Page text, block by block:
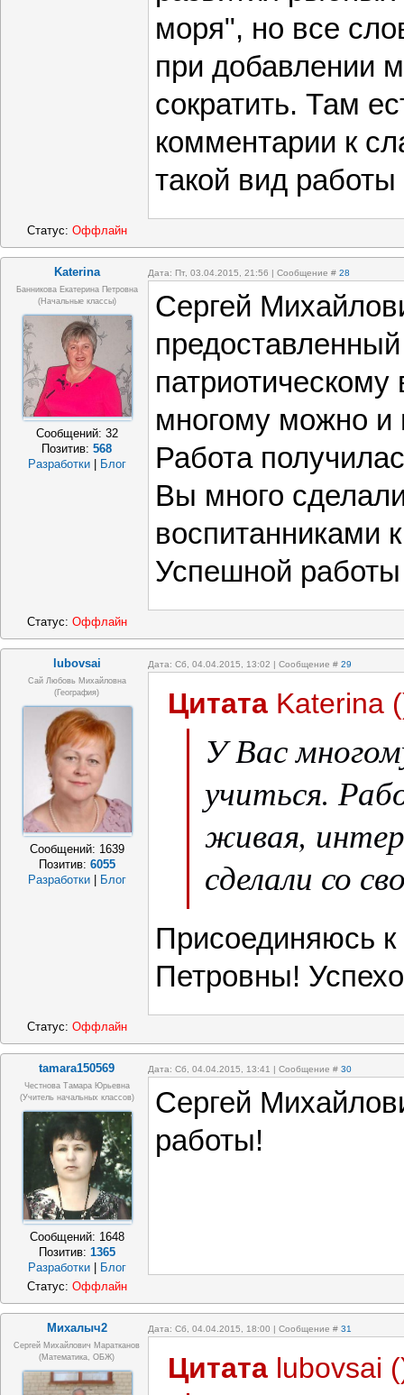
моря", но все
при добавлении
сократить. Там
комментарии к
такой вид работы
Статус: Оффлайн
Katerina Дата: Пт, 03.04.2015, 21:56 | Сообщение # 28
Банникова Екатерина Петровна
(начальные классы)
Сообщений: 32
Позитив:568
Разработки
Блог
Сергей
многому можно и
Работа
Вы много
воспитанниками
Успешной
Статус: Оффлайн
lubovsai Дата: Сб, 04.04.2015, 13:02 | Сообщение # 29
Сай Любовь Михайловна
(география)
Сообщений: 1639
Позитив: 6055
Разработки
Блог
Цитата Katerina (
У Вас
учиться.
живая,
сделали со
Победы.
Вашим
Присоединяюсь
Петровны!
Статус: Оффлайн
tamara150569 Дата: Сб, 04.04.2015, 13:41 | Сообщение # 30
Честнова Тамара Юрьевна
(учитель начальных классов)
Сообщений: 1648
Позитив: 1365
Разработки
Блог
Сергей
работы!
Статус: Оффлайн
Михалыч2 Дата: Сб, 04.04.2015, 18:00 | Сообщение # 31
Сергей Михайлович Маратканов
(математика, ОБЖ)
Цитата lubovsai (